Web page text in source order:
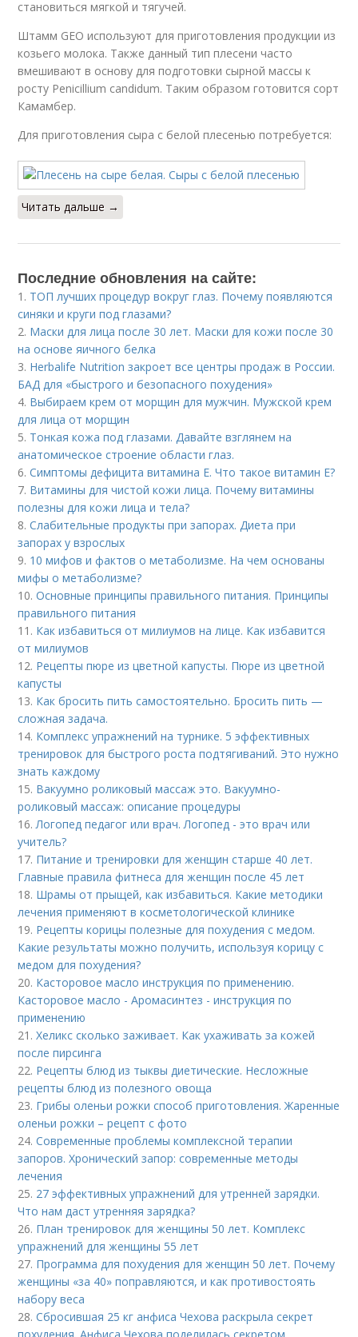
становиться мягкой и тягучей.
Штамм GEO используют для приготовления продукции из
козьего молока. Также данный тип плесени часто
вмешивают в основу для подготовки сырной массы к
росту Penicillium candidum. Таким образом готовится сорт
Камамбер.
Для приготовления сыра с белой плесенью потребуется:
Читать дальше →
Последние обновления на сайте:
1. ТОП лучших процедур вокруг глаз. Почему появляются
синяки и круги под глазами?
2. Маски для лица после 30 лет. Маски для кожи после 30
на основе яичного белка
3. Herbalife Nutrition закроет все центры продаж в России.
БАД для «быстрого и безопасного похудения»
4. Выбираем крем от морщин для мужчин. Мужской крем
для лица от морщин
5. Тонкая кожа под глазами. Давайте взглянем на
анатомическое строение области глаз.
6.Симптомы дефицита витамина E. Что такое витамин Е?
7. Витамины для чистой кожи лица. Почему витамины
полезны для кожи лица и тела?
8.Слабительные продукты при запорах. Диета при
запорах у взрослых
9. 10 мифов и фактов о метаболизме. На чем основаны
мифы о метаболизме?
10.Основные принципы правильного питания. Принципы
правильного питания
11. Как избавиться от милиумов на лице. Как избавится
от милиумов
12. Рецепты пюре из цветной капусты. Пюре из цветной
капусты
13. Как бросить пить самостоятельно. Бросить пить —
сложная задача.
14. Комплекс упражнений на турнике. 5 эффективных
тренировок для быстрого роста подтягиваний. Это нужно
знать каждому
15. Вакуумно роликовый массаж это. Вакуумно-
роликовый массаж: описание процедуры
16.Логопед педагог или врач. Логопед - это врач или
учитель?
17. Питание и тренировки для женщин старше 40 лет.
Главные правила фитнеса для женщин после 45 лет
18. Шрамы от прыщей, как избавиться. Какие методики
лечения применяют в косметологической клинике
19. Рецепты корицы полезные для похудения с медом.
Какие результаты можно получить, используя корицу с
медом для похудения?
20. Касторовое масло инструкция по применению.
Касторовое масло - Аромасинтез - инструкция по
применению
21.Хеликс сколько заживает. Как ухаживать за кожей
после пирсинга
22. Рецепты блюд из тыквы диетические. Несложные
рецепты блюд из полезного овоща
23. Грибы оленьи рожки способ приготовления. Жаренные
оленьи рожки – рецепт с фото
24.Современные проблемы комплексной терапии
запоров. Хронический запор: современные методы
лечения
25. 27 эффективных упражнений для утренней зарядки.
Что нам даст утренняя зарядка?
26. План тренировок для женщины 50 лет. Комплекс
упражнений для женщины 55 лет
27. Программа для похудения для женщин 50 лет. Почему
женщины «за 40» поправляются, и как противостоять
набору веса
28.Сбросившая 25 кг анфиса Чехова раскрыла секрет